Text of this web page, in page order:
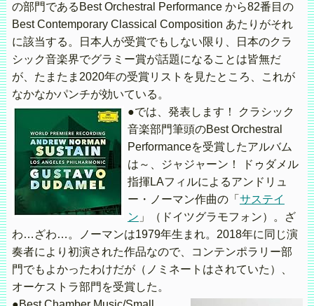
の部門であるBest Orchestral Performance から82番目の
Best Contemporary Classical Composition あたりがそれ
に該当する。日本人が受賞でもしない限り、日本のクラ
シック音楽界でグラミー賞が話題になることは皆無だ
が、たまたま2020年の受賞リストを見たところ、これが
なかなかパンチが効いている。
●では、発表します！ クラシック
音楽部門筆頭のBest Orchestral
Performanceを受賞したアルバム
は～、ジャジャーン！ ドゥダメル
指揮LAフィルによるアンドリュ
ー・ノーマン作曲の「 サステイ
ン 」（ドイツグラモフォン）。ざ
わ…ざわ…。ノーマンは1979年生まれ。2018年に同じ演
奏者により初演された作品なので、コンテンポラリー部
門でもよかったわけだが（ノミネートはされていた）、
オーケストラ部門を受賞した。